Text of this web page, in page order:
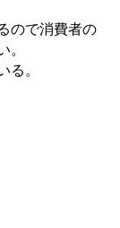
ので消費者の
。
る。